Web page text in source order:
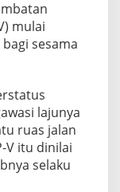
mulai
sesama
lajunya
ruas jalan
V itu dinilai
selaku